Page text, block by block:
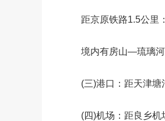
距京原铁路1.5公里：
境内有房山―琉璃河
(三)港口：距天津塘
(四)机场：距良乡机